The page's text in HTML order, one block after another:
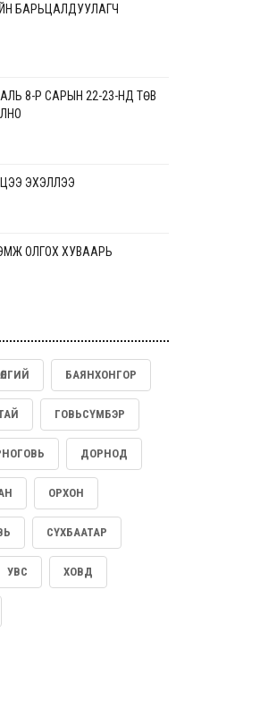
БАРЬЦАЛДУУЛАГЧ
8-Р САРЫН 22-23-НД ТӨВ
ЭХЭЛЛЭЭ
ОЛГОХ ХУВААРЬ
УУРХАЙН ҮЙЛДВЭРЛЭЛ, ҮЙЛ
ХЭРЭГСЭЛ ТЭГШ,
2026” ХАМТАРСАН
БАЙГУУЛАГДЛАА
ОНЦГОЙ АЛБАН
БАЙНА
БАЯНХОНГОР
ГОВЬСҮМБЭР
ДОРНОД
ОРХОН
СҮХБААТАР
УВС ХОВД